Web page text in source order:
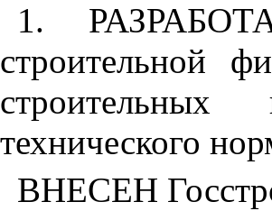
1.
строительной
технического
ВНЕСЕН